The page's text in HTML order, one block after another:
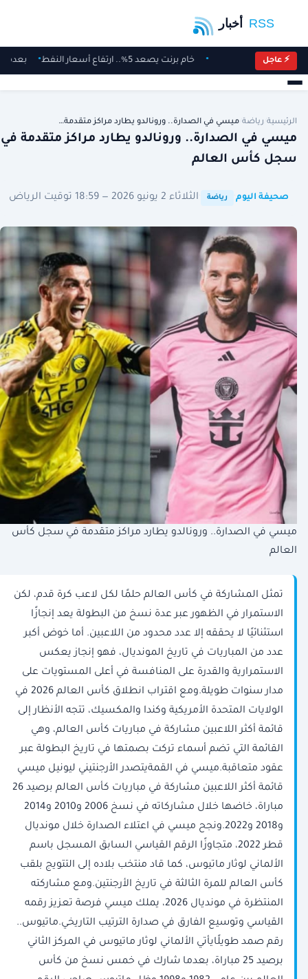
⚡ عاجل خام برنت يصعد 5%.. ارتفاع أسعار النفط
الرئيسية رياضة ميسي في الصدارة.. ورونالدو يطارد مراكز متقدمة…
ميسي في الصدارة.. ورونالدو يطارد مراكز متقدمة في
سجل كأس العالم
صحيفة اليوم رياضة الثلاثاء 2 يونيو 2026 — 18:59 توقيت الرياض
ميسي في الصدارة.. ورونالدو يطارد مراكز متقدمة في سجل كأس
العالم
تمثل المشاركة في كأس العالم حلمًا لكل لاعب كرة قدم، لكن
الاستمرار في الظهور عبر عدة نسخ من البطولة يعد إنجازًا
استثنائيًا لا يحققه إلا عدد محدود من اللاعبين. أما خوض أكبر
عدد من المباريات في تاريخ المونديال، فهو إنجاز يعكس
الاستمرارية والقدرة على المنافسة في أعلى المستويات على
مدار سنوات طويلة.ومع اقتراب انطلاق كأس العالم 2026 في
الولايات المتحدة الأمريكية وكندا والمكسيك، تتجه الأنظار إلى
قائمة أكثر اللاعبين مشاركة في مباريات كأس العالم، وهي
القائمة التي تضم أسماء تركت بصمتها في تاريخ البطولة عبر
عقود متعاقبة.ميسي في القمةيتصدر الأرجنتيني ليونيل ميسي
قائمة أكثر اللاعبين مشاركة في مباريات كأس العالم برصيد 26
مباراة، خاضها خلال مشاركاته في نسخ 2006 و2010 و2014
و2018 و2022.ونجح ميسي في اعتلاء الصدارة خلال مونديال
قطر 2022، متجاوزًا الرقم القياسي السابق المسجل باسم
الألماني لوثار ماتيوس، كما قاد منتخب بلاده إلى التتويج بلقب
كأس العالم للمرة الثالثة في تاريخ الأرجنتين.ومع مشاركته
المنتظرة في مونديال 2026، يملك ميسي فرصة تعزيز رقمه
القياسي وتوسيع الفارق في صدارة الترتيب التاريخي.ماتيوس..
رقم صمد طويلًايأتي الألماني لوثار ماتيوس في المركز الثاني
برصيد 25 مباراة، بعدما شارك في خمس نسخ من كأس